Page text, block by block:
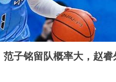
子铭留队概率大，赵睿